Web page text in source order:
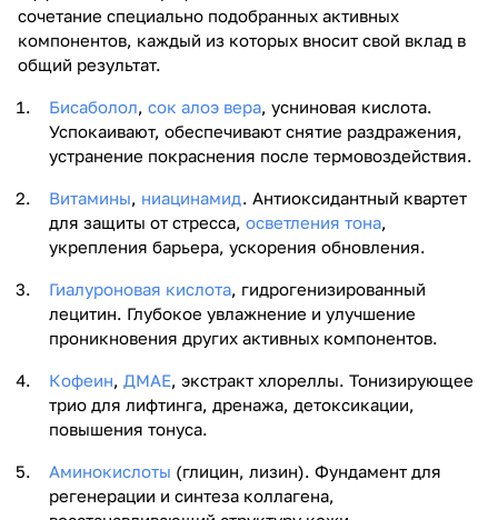
сочетание специально подобранных активных
компонентов, каждый из которых вносит свой вклад в
общий результат.
Бисаболол, сок алоэ вера, усниновая кислота.
Успокаивают, обеспечивают снятие раздражения,
устранение покраснения после термовоздействия.
Витамины, ниацинамид. Антиоксидантный квартет
для защиты от стресса, осветления тона,
укрепления барьера, ускорения обновления.
Гиалуроновая кислота, гидрогенизированный
лецитин. Глубокое увлажнение и улучшение
проникновения других активных компонентов.
Кофеин, ДМАЕ, экстракт хлореллы. Тонизирующее
трио для лифтинга, дренажа, детоксикации,
повышения тонуса.
Аминокислоты (глицин, лизин). Фундамент для
регенерации и синтеза коллагена,